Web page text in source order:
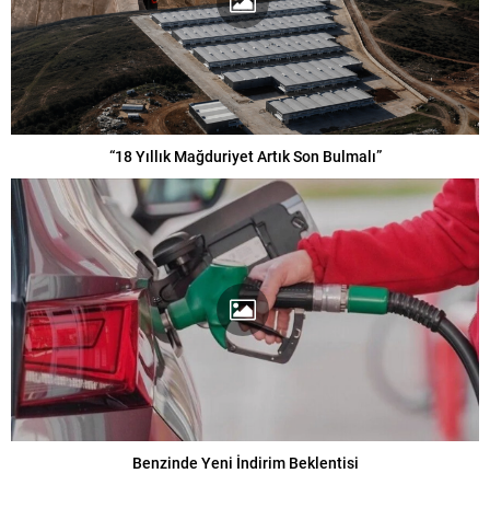
“18 Yıllık Mağduriyet Artık Son Bulmalı”
Benzinde Yeni İndirim Beklentisi